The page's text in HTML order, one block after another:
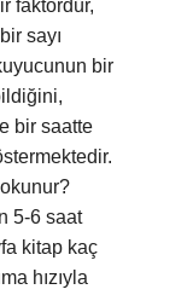
faktördür,
sayı
bir
bir saatte
5-6 saat
kitap kaç
hızıyla